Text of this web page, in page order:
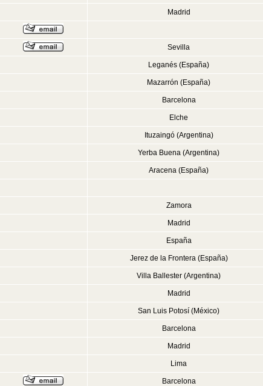
Madrid
Sevilla
Leganés (España)
Mazarrón (España)
Barcelona
Elche
Ituzaingó (Argentina)
Yerba Buena (Argentina)
Aracena (España)
Zamora
Madrid
España
Jerez de la Frontera (España)
Villa Ballester (Argentina)
Madrid
San Luis Potosí (México)
Barcelona
Madrid
Lima
Barcelona